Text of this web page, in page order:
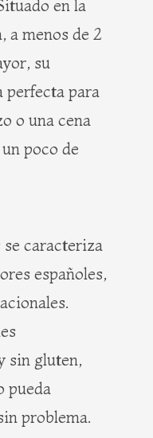
en la
a menos de 2
su
perfecta para
o una cena
poco de
caracteriza
españoles,
sin gluten,
pueda
problema.